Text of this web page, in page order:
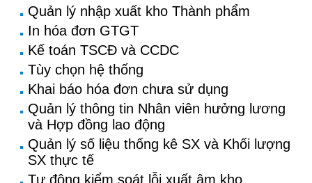
Quản lý nhập xuất kho Thành phẩm
In hóa đơn GTGT
Kế toán TSCĐ và CCDC
Tùy chọn hệ thống
Khai báo hóa đơn chưa sử dụng
Quản lý thông tin Nhân viên hưởng lương
và Hợp đồng lao động
Quản lý số liệu thống kê SX và Khối lượng
SX thực tế
Tự động kiểm soát lỗi xuất âm kho